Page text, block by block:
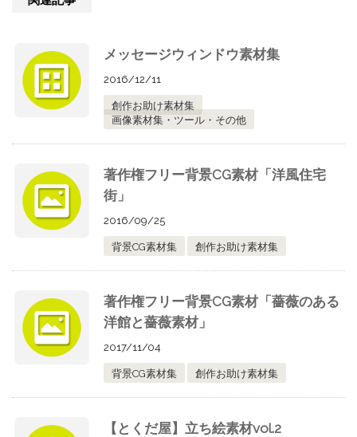
メッセージウィンドウ素材集
2016/12/11
創作お助け素材集
画像素材集・ツール・その他
著作権フリー背景CG素材「洋風住宅
街」
2016/09/25
背景CG素材集 創作お助け素材集
著作権フリー背景CG素材「薔薇のある
洋館と薔薇素材」
2017/11/04
背景CG素材集 創作お助け素材集
【とくだ屋】立ち絵素材vol.2